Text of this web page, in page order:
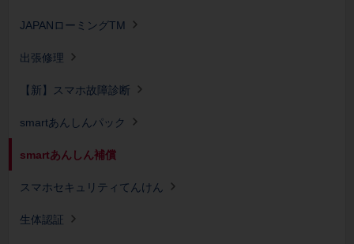
JAPANローミングTM
出張修理
【新】スマホ故障診断
smartあんしんパック
smartあんしん補償
スマホセキュリティてんけん
生体認証